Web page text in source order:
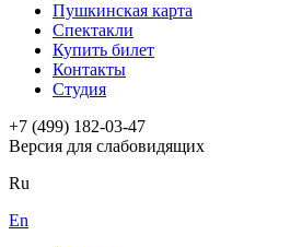
Пушкинская карта
Спектакли
Купить билет
Контакты
Студия
+7 (499) 182-03-47
Версия для слабовидящих
Ru
En